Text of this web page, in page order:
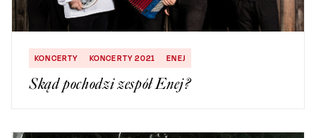
KONCERTY KONCERTY 2021 ENEJ
Skąd pochodzi zespół Enej?